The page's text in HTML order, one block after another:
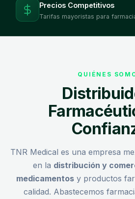
Precios Competitivos
Tarifas mayoristas para
QUIÉNES
TNR Medical es una empresa
en la distribución y
medicamentosy productos
calidad. Abastecemos